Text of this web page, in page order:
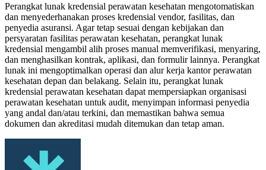
Perangkat lunak kredensial perawatan kesehatan mengotomatiskan
dan menyederhanakan proses kredensial vendor, fasilitas, dan
penyedia asuransi. Agar tetap sesuai dengan kebijakan dan
persyaratan fasilitas perawatan kesehatan, perangkat lunak
kredensial mengambil alih proses manual memverifikasi, menyaring,
dan menghasilkan kontrak, aplikasi, dan formulir lainnya. Perangkat
lunak ini mengoptimalkan operasi dan alur kerja kantor perawatan
kesehatan depan dan belakang. Selain itu, perangkat lunak
kredensial perawatan kesehatan dapat mempersiapkan organisasi
perawatan kesehatan untuk audit, menyimpan informasi penyedia
yang andal dan/atau terkini, dan memastikan bahwa semua
dokumen dan akreditasi mudah ditemukan dan tetap aman.